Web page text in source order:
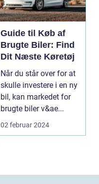
Guide til Køb af
Brugte Biler: Find
Dit Næste Køretøj
Når du står over for at
skulle investere i en ny
bil, kan markedet for
brugte biler v&ae...
02 februar 2024